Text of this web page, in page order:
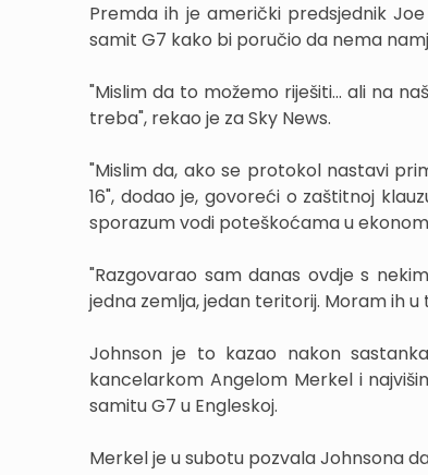
Premda ih je američki predsjednik
samit G7 kako bi poručio da nema
"Mislim da to možemo riješiti... ali na
treba", rekao je za Sky News.
"Mislim da, ako se protokol nastavi
16", dodao je, govoreći o zaštitnoj
sporazum vodi poteškoćama u
"Razgovarao sam danas ovdje s
jedna zemlja, jedan teritorij. Moram ih u
Johnson je to kazao nakon
kancelarkom Angelom Merkel i
samitu G7 u Engleskoj.
Merkel je u subotu pozvala Johnsona